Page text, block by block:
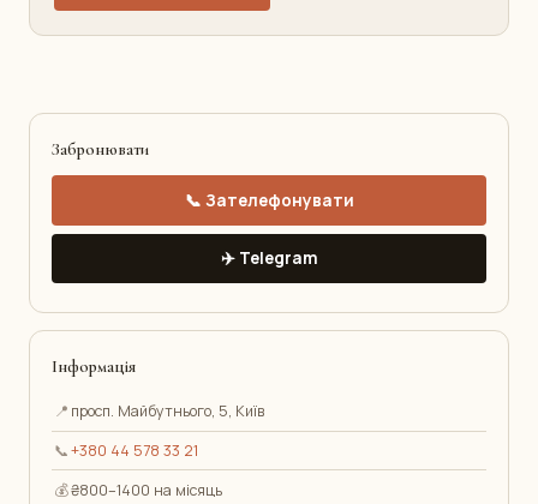
Забронювати
📞 Зателефонувати
✈️ Telegram
Інформація
📍 просп. Майбутнього, 5, Київ
📞+380 44 578 33 21
💰₴800–1400 на місяць